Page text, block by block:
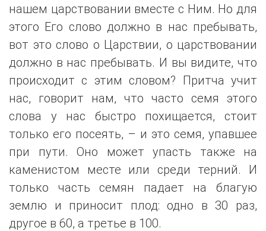
нашем царствовании вместе с Ним. Но для
этого Его слово должно в нас пребывать,
вот это слово о Царствии, о царствовании
должно в нас пребывать. И вы видите, что
происходит с этим словом? Притча учит
нас, говорит нам, что часто семя этого
слова у нас быстро похищается, стоит
только его посеять, – и это семя, упавшее
при пути. Оно может упасть также на
каменистом месте или среди терний. И
только часть семян падает на благую
землю и приносит плод: одно в 30 раз,
другое в 60, а третье в 100.